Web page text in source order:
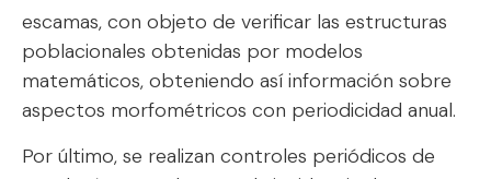
escamas, con objeto de verificar las estructuras
poblacionales obtenidas por modelos
matemáticos, obteniendo así información sobre
aspectos morfométricos con periodicidad anual.
Por último, se realizan controles periódicos de